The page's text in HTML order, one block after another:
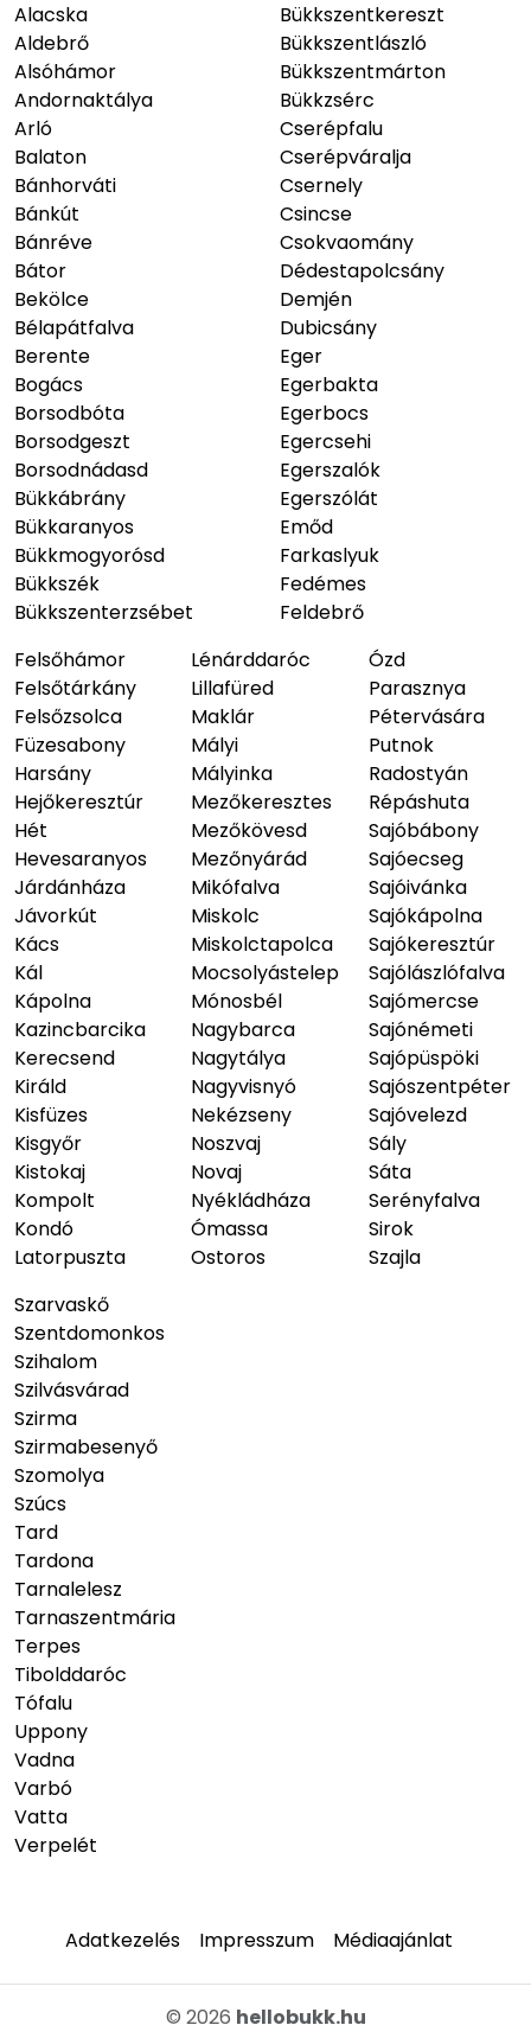
Alacska
Aldebrő
Alsóhámor
Andornaktálya
Arló
Balaton
Bánhorváti
Bánkút
Bánréve
Bátor
Bekölce
Bélapátfalva
Berente
Bogács
Borsodbóta
Borsodgeszt
Borsodnádasd
Bükkábrány
Bükkaranyos
Bükkmogyorósd
Bükkszék
Bükkszenterzsébet
Bükkszentkereszt
Bükkszentlászló
Bükkszentmárton
Bükkzsérc
Cserépfalu
Cserépváralja
Csernely
Csincse
Csokvaomány
Dédestapolcsány
Demjén
Dubicsány
Eger
Egerbakta
Egerbocs
Egercsehi
Egerszalók
Egerszólát
Emőd
Farkaslyuk
Fedémes
Feldebrő
Felsőhámor
Felsőtárkány
Felsőzsolca
Füzesabony
Harsány
Hejőkeresztúr
Hét
Hevesaranyos
Járdánháza
Jávorkút
Kács
Kál
Kápolna
Kazincbarcika
Kerecsend
Királd
Kisfüzes
Kisgyőr
Kistokaj
Kompolt
Kondó
Latorpuszta
Lénárddaróc
Lillafüred
Maklár
Mályi
Mályinka
Mezőkeresztes
Mezőkövesd
Mezőnyárád
Mikófalva
Miskolc
Miskolctapolca
Mocsolyástelep
Mónosbél
Nagybarca
Nagytálya
Nagyvisnyó
Nekézseny
Noszvaj
Novaj
Nyékládháza
Ómassa
Ostoros
Ózd
Parasznya
Pétervására
Putnok
Radostyán
Répáshuta
Sajóbábony
Sajóecseg
Sajóivánka
Sajókápolna
Sajókeresztúr
Sajólászlófalva
Sajómercse
Sajónémeti
Sajópüspöki
Sajószentpéter
Sajóvelezd
Sály
Sáta
Serényfalva
Sirok
Szajla
Szarvaskő
Szentdomonkos
Szihalom
Szilvásvárad
Szirma
Szirmabesenyő
Szomolya
Szúcs
Tard
Tardona
Tarnalelesz
Tarnaszentmária
Terpes
Tibolddaróc
Tófalu
Uppony
Vadna
Varbó
Vatta
Verpelét
Adatkezelés Impresszum Médiaajánlat
© 2026 hellobukk.hu